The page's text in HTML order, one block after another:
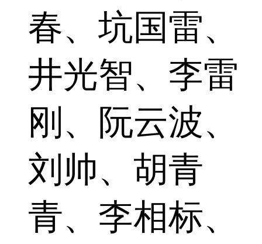
春、坑国雷、
井光智、李雷
刚、阮云波、
刘帅、胡青
青、李相标、